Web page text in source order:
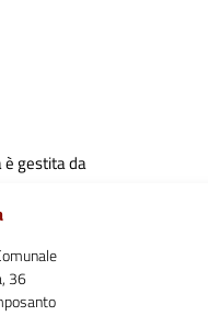
è gestita da
36